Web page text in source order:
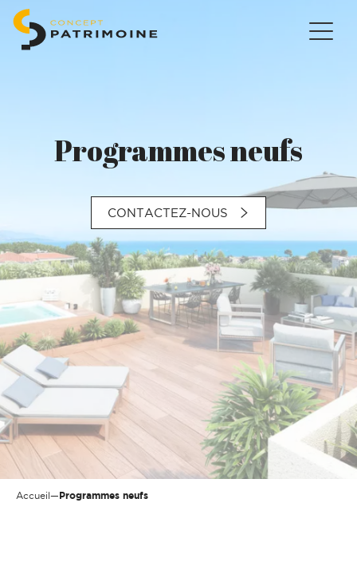
Programmes neufs
CONTACTEZ-NOUS
Accueil—Programmes neufs